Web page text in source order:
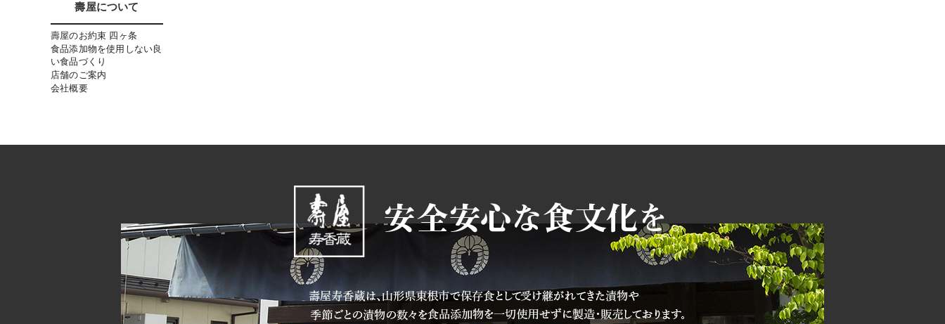
壽屋について
壽屋のお約束 四ヶ条
食品添加物を使用しない良
い食品づくり
店舗のご案内
会社概要